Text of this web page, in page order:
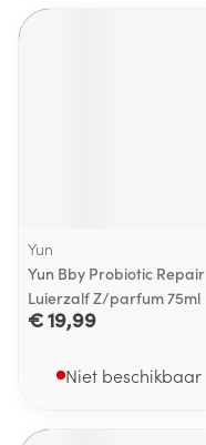
Yun
Yun Bby Probiotic Repair
Luierzalf Z/parfum 75ml
€ 19,99
Niet beschikbaar